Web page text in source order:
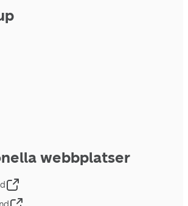
webbplatser